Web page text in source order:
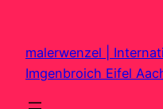
springen
malerwenzel |
Imgenbroich Eifel